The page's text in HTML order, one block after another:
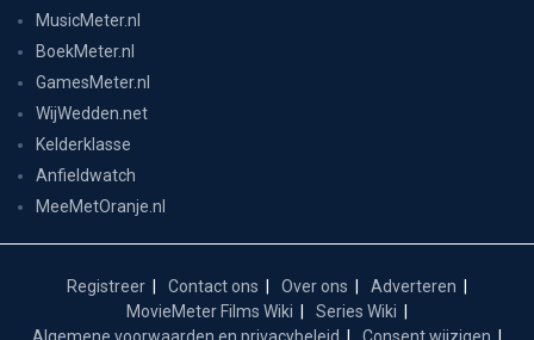
MusicMeter.nl
BoekMeter.nl
GamesMeter.nl
WijWedden.net
Kelderklasse
Anfieldwatch
MeeMetOranje.nl
Registreer Contact ons Over ons
Adverteren
MovieMeter Films Wiki
Series Wiki
Algemene voorwaarden en privacybeleid
Consent wijzigen